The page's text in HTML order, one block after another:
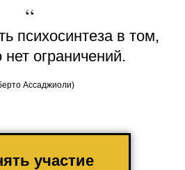
“
психосинтеза в том,
нет ограничений.
Ассаджиоли)
участие